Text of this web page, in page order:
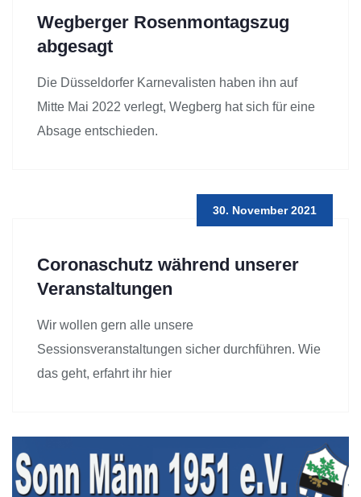
Wegberger Rosenmontagszug
abgesagt
Die Düsseldorfer Karnevalisten haben ihn auf
Mitte Mai 2022 verlegt, Wegberg hat sich für eine
Absage entschieden.
30. November 2021
Coronaschutz während unserer
Veranstaltungen
Wir wollen gern alle unsere
Sessionsveranstaltungen sicher durchführen. Wie
das geht, erfahrt ihr hier